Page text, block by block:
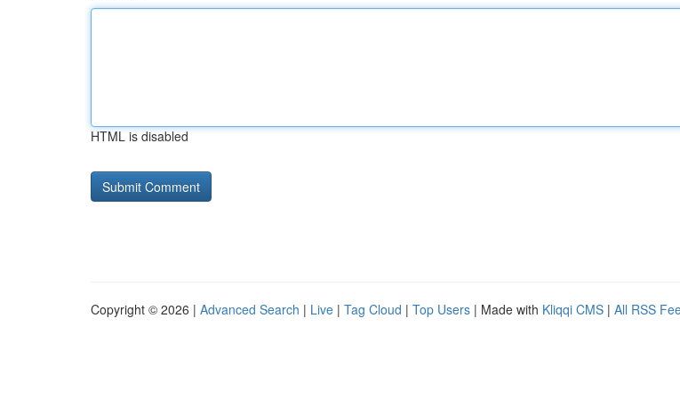
HTML is disabled
Copyright © 2026 | Advanced Search | Live | Tag Cloud | Top Users | Made with Kliqqi CMS | All RSS